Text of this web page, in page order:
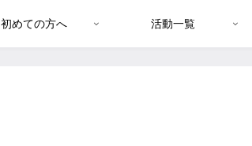
初めての方へ 活動一覧